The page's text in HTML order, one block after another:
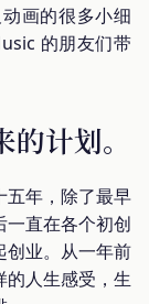
画的很多小细
的朋友们带
计划。
五年，除了最早
一直在各个初创
创业。从一年前
的人生感受，生